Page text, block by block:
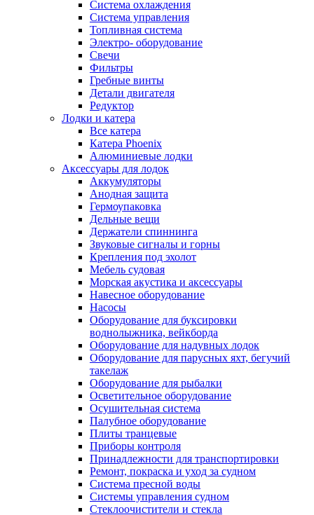
Система охлаждения
Система управления
Топливная система
Электро- оборудование
Свечи
Фильтры
Гребные винты
Детали двигателя
Редуктор
Лодки и катера
Все катера
Катера Phoenix
Алюминиевые лодки
Аксессуары для лодок
Аккумуляторы
Анодная защита
Гермоупаковка
Дельные вещи
Держатели спиннинга
Звуковые сигналы и горны
Крепления под эхолот
Мебель судовая
Морская акустика и аксессуары
Навесное оборудование
Насосы
Оборудование для буксировки
воднолыжника, вейкборда
Оборудование для надувных лодок
Оборудование для парусных яхт, бегучий
такелаж
Оборудование для рыбалки
Осветительное оборудование
Осушительная система
Палубное оборудование
Плиты транцевые
Приборы контроля
Принадлежности для транспортировки
Ремонт, покраска и уход за судном
Система пресной воды
Системы управления судном
Стеклоочистители и стекла